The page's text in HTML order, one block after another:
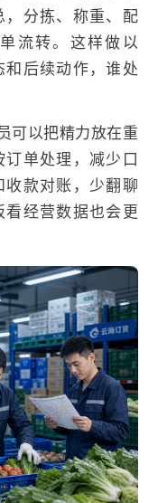
，分拣、称重、配
流转。这样做以
后续动作，谁处
可以把精力放在重
单处理，减少口
款对账，少翻聊
经营数据也会更